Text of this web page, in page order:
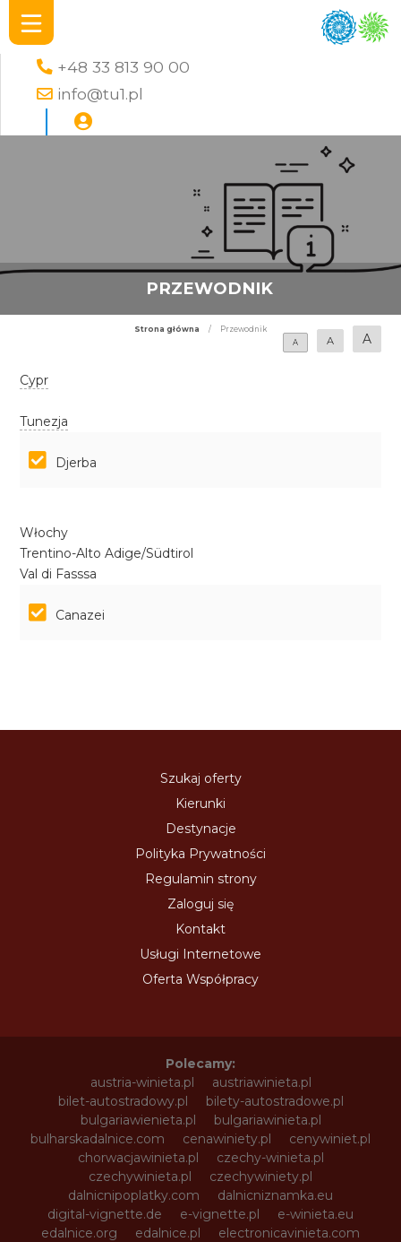
+48 33 813 90 00
info@tu1.pl
PRZEWODNIK
Strona główna /
Przewodnik
A
A A
Cypr
Tunezja
Djerba
Włochy
Trentino-Alto Adige/Südtirol
Val di Fasssa
Canazei
Szukaj oferty
Kierunki
Destynacje
Polityka Prywatności
Regulamin strony
Zaloguj się
Kontakt
Usługi Internetowe
Oferta Współpracy
Polecamy:
austria-winieta.pl
austriawinieta.pl
bilet-autostradowy.pl
bilety-autostradowe.pl
bulgariawienieta.pl
bulgariawinieta.pl
bulharskadalnice.com
cenawiniety.pl
cenywiniet.pl
chorwacjawinieta.pl
czechy-winieta.pl
czechywinieta.pl
czechywiniety.pl
dalnicnipoplatky.com
dalnicniznamka.eu
digital-vignette.de
e-vignette.pl
e-winieta.eu
edalnice.org
edalnice.pl
electronicavinieta.com